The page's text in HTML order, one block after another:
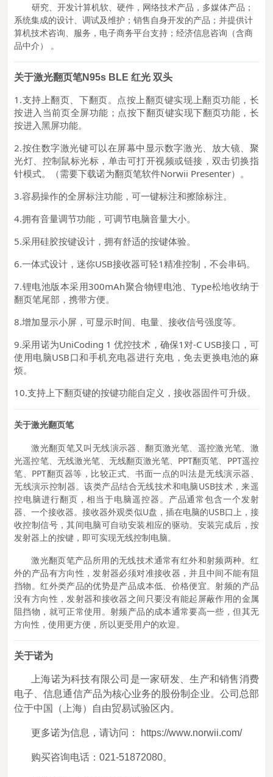
研究、开发计算机软、硬件，网络技术产品，多媒体产品；
系统集成的设计、调试及维护；销售自身开发的产品；并提供计
算机技术咨询、服务，电子商务平台支持；经济信息咨询（含商
品中介） 。
关于激光翻页笔N95s BLE 红光 双头
1.支持上翻页、下翻页。点按上翻页键实现上翻页功能，长
按进入当前页全屏功能；点按下翻页键实现下翻页功能，长
按进入黑屏功能。
2.按住数字激光键可以在屏幕中显示数字激光、放大镜、聚
光灯、控制鼠标光标，单击可打开视频或链接，双击切换指
针模式。（需要下载诺为翻页笔软件Norwii Presenter）。
3.容易操作的全屏标注功能，可一键标注和擦除标注。
4.拥有音量调节功能，可调节电脑音量大小。
5.采用硅胶按键设计，拥有舒适的按键体验。
6.一体式设计，迷你USB接收器可轻1精准控制，不会串码。
7.锂电池版本采用300mAh聚合物锂电池、Type松地收纳于
翻页笔尾部，携带方便。
8.增加显示小屏，可显示时间、电量、接收信号强度等。
9.采用诺为UniCoding 1 优控技术，确保1对-C USB接口，可
使用电脑USB口和手机充电器进行充电，免去更换电池的麻
烦。
10.支持上下翻页键的按键功能自定义，接收器固件可升级。
关于激光翻页笔
激光翻页笔又叫无线演示器、翻页激光笔、遥控激光笔、激
光遥控笔、无线激光笔、无线翻页激光笔、PPT翻页笔、PPT遥控
笔、PPT翻页器等，比较正式、书面一点的叫法是无线演示器、
无线演示控制器。该类产品结合无线技术和电脑USB技术，来遥
控电脑进行翻页，相当于电脑遥控器。产品通常包含一个发射
器、一个接收器。接收器外观类似U盘，插在电脑的USB口上，接
收控制信号，其间电脑可自动安装相应的驱动。安装完成后，按
发射器上的按键，即可实现无线控制电脑。
激光翻页笔产品所用的无线技术通常有红外和射频两种。红
外的产品有方向性，发射器必须对准接收器，并且中间不能有阻
挡物。红外类产品的优势是产品成本低、价格便宜。射频的产品
没有方向性，发射器和接收器之间只要没有能起屏蔽作用的金属
阻挡物，就可正常使用。射频产品的成本通常要高一些，但其无
方向性，使用更方便，所以更受用户的欢迎。
关于诺为
上海诺为科技有限公司是一家研发、生产和销售消费
电子、信息通信产品为核心业务的股份制企业。公司总部
位于中国（上海）自由贸易试验区内。
更多诺为信息，请访问： https://www.norwii.com/
购买咨询电话：021-51872080。